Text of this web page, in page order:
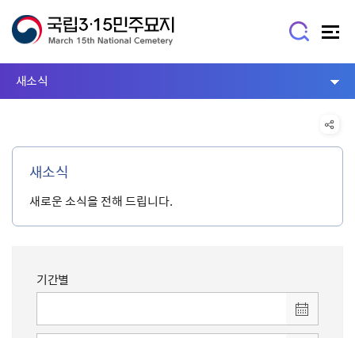
새소식
새소식
새로운 소식을 전해 드립니다.
기간별